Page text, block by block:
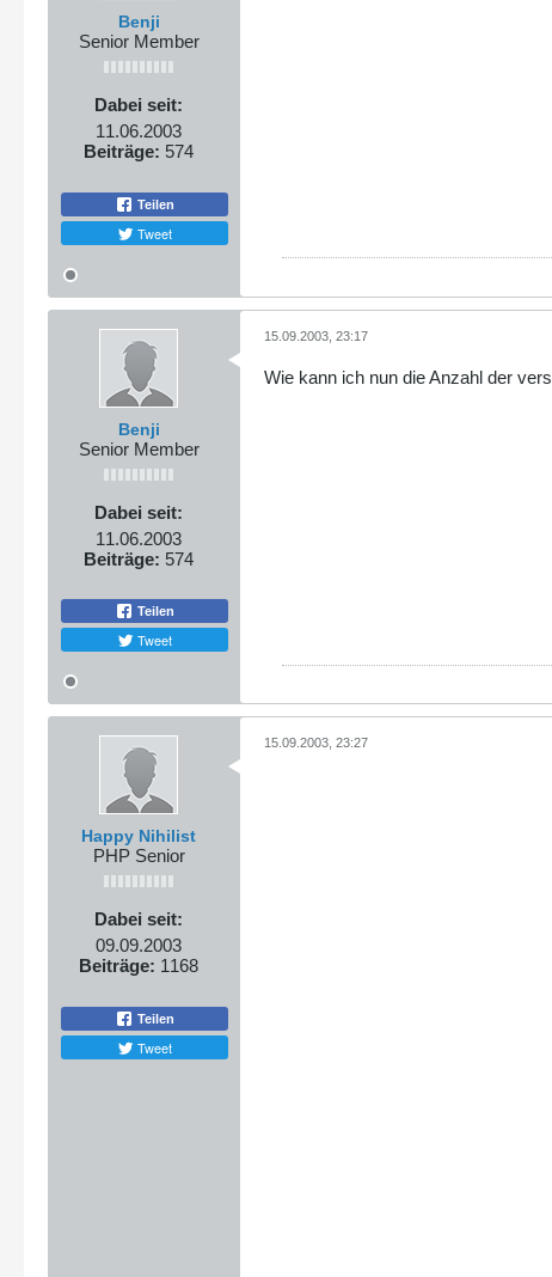
Benji
Senior Member
Dabei seit:
11.06.2003
Beiträge: 574
Teilen
Tweet
Benji
Senior Member
Dabei seit:
11.06.2003
Beiträge: 574
Teilen
Tweet
15.09.2003, 23:17
Wie kann ich nun die Anzahl der
Happy Nihilist
PHP Senior
Dabei seit:
09.09.2003
Beiträge: 1168
Teilen
Tweet
15.09.2003, 23:27